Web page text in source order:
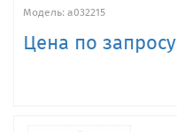
Модель: a032215
Цена по запросу